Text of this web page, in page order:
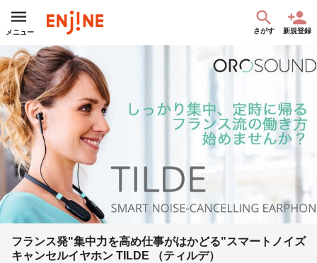
メニュー さがす 新規登録
フランス発"集中力を高め仕事がはかどる"スマートノイズ
キャンセルイヤホン TILDE （ティルデ）